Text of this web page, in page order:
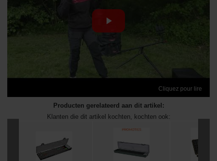
Cliquez pour lire
Producten gerelateerd aan dit artikel:
Klanten die dit artikel kochten, kochten ook: